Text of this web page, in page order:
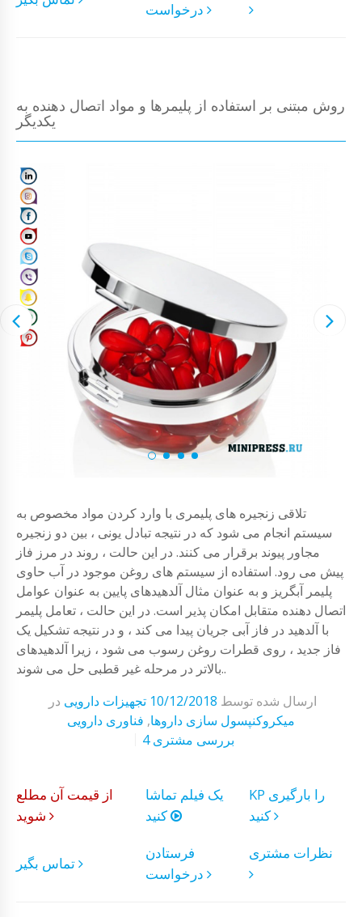
روش مبتنی بر استفاده از پلیمرها و مواد اتصال دهنده به
یکدیگر
تلاقی زنجیره های پلیمری با وارد کردن مواد مخصوص به
سیستم انجام می شود که در نتیجه تبادل یونی ، بین دو زنجیره
مجاور پیوند برقرار می کنند. در این حالت ، روند در مرز فاز
پیش می رود. استفاده از سیستم های روغن موجود در آب حاوی
پلیمر آبگریز و به عنوان مثال آلدهیدهای پایین به عنوان عوامل
اتصال دهنده متقابل امکان پذیر است. در این حالت ، تعامل پلیمر
با آلدهید در فاز آبی جریان پیدا می کند ، و در نتیجه تشکیل یک
فاز جدید ، روی قطرات روغن رسوب می شود ، زیرا آلدهیدهای
بالاتر در مرحله غیر قطبی حل می شوند..
ارسال شده توسط 10/12/2018 تجهیزات دارویی در
میکروکنپسول سازی داروها, فناوری دارویی
4 بررسی مشتری
از قیمت آن مطلع
یک فیلم تماشا
KP را بارگیری
فرستادن
نظرات مشتری